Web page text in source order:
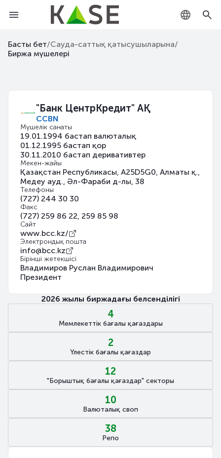
Басты бет/Сауда-саттық қатысушыларына/
Биржа мүшелері
"Банк ЦентрКредит" АҚ
CCBN
Мүшелік санаты
19.01.1994 бастап валюталық
01.12.1995 бастап қор
30.11.2010 бастап деривативтер
Мекен-жайы
Қазақстан Республикасы, A25D5G0, Алматы қ.,
Медеу ауд., Әл-Фараби д-лы, 38
Телефоны
(727) 244 30 30
Факс
(727) 259 86 22, 259 85 98
Сайт
www.bcc.kz/
Электрондық пошта
info@bcc.kz
Бірінші жетекшісі
Владимиров Руслан Владимирович
Президент
2026 жылы биржадағы белсенділігі
4
Мемлекеттік бағалы қағаздары
2
Үлестік бағалы қағаздар
12
"Борыштық бағалы қағаздар" секторы
10
Валюталық своп
38
Репо